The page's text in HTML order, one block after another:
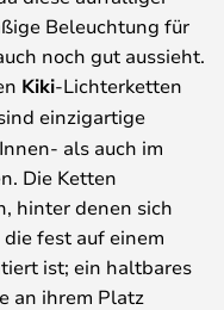
Beleuchtung für
noch gut aussieht.
Kiki-Lichterketten
einzigartige
als auch im
Die Ketten
hinter denen sich
fest auf einem
ist; ein haltbares
an ihrem Platz